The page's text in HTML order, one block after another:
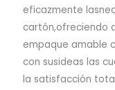
eficazmente
cartón,ofreciendo
empaque amable
con susideas las
la satisfacción